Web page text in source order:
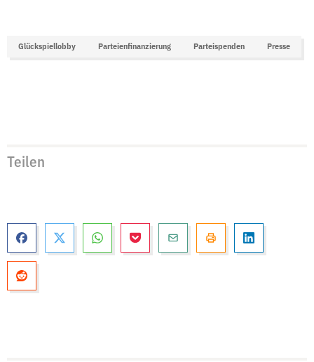
Glückspiellobby Parteienfinanzierung Parteispenden Presse
Teilen